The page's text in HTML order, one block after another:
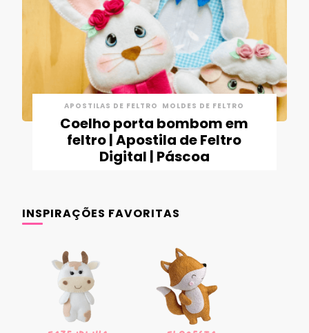
APOSTILAS DE FELTRO MOLDES DE FELTRO
Coelho porta bombom em
feltro | Apostila de Feltro
Digital | Páscoa
INSPIRAÇÕES FAVORITAS